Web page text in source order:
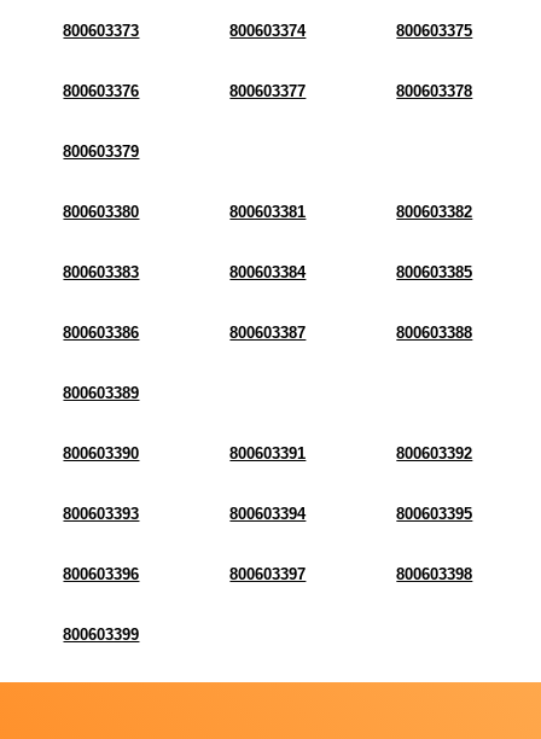
800603373 800603374 800603375
800603376 800603377 800603378
800603379
800603380 800603381 800603382
800603383 800603384 800603385
800603386 800603387 800603388
800603389
800603390 800603391 800603392
800603393 800603394 800603395
800603396 800603397 800603398
800603399